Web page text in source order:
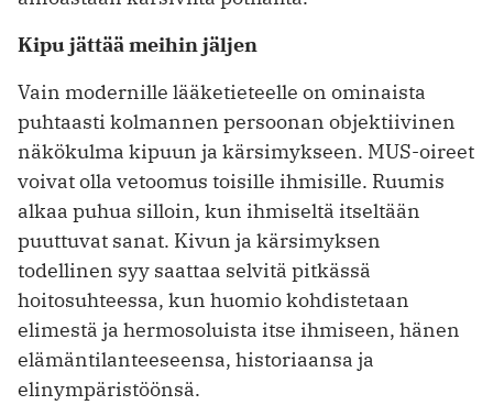
Kipu jättää meihin jäljen
Vain modernille lääketieteelle on ominaista
puhtaasti kolmannen persoonan objektiivinen
näkökulma kipuun ja kärsimykseen. MUS-­oireet
voivat olla vetoomus toisille ihmisille. Ruumis
alkaa puhua silloin, kun ihmiseltä itseltään
puuttuvat sanat. Kivun ja kärsimyksen
todellinen syy saattaa selvitä pitkässä
hoitosuhteessa, kun huomio kohdistetaan
elimestä ja hermosoluista itse ­ihmiseen, hänen
elämäntilanteeseensa, historiaansa ja
elinympäristöönsä.